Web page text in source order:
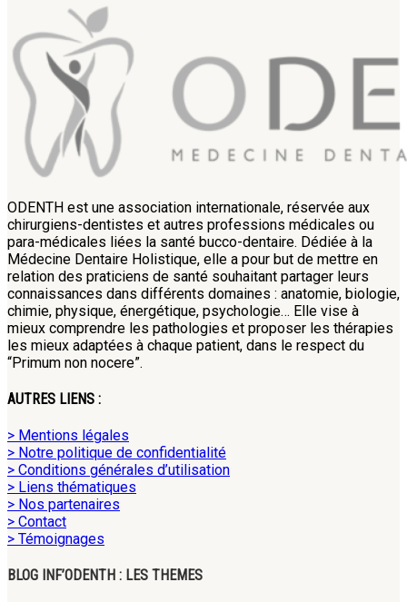
ODENTH est une association internationale, réservée aux
chirurgiens-dentistes et autres professions médicales ou
para-médicales liées la santé bucco-dentaire. Dédiée à la
Médecine Dentaire Holistique, elle a pour but de mettre en
relation des praticiens de santé souhaitant partager leurs
connaissances dans différents domaines : anatomie, biologie,
chimie, physique, énergétique, psychologie… Elle vise à
mieux comprendre les pathologies et proposer les thérapies
les mieux adaptées à chaque patient, dans le respect du
“Primum non nocere”.
AUTRES LIENS :
> Mentions légales
> Notre politique de confidentialité
> Conditions générales d’utilisation
> Liens thématiques
> Nos partenaires
> Contact
> Témoignages
BLOG INF’ODENTH : LES THEMES